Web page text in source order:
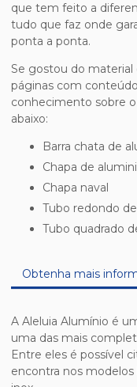
que tem feito a
tudo que faz onde
ponta a ponta.
Se gostou do material
páginas com
conhecimento sobre
abaixo:
barra chata de
chapa de
chapa naval
tubo redondo
tubo quadrado
Obtenha mais
A Aleluia Alumínio é
uma das mais
Entre eles é possível
encontra nos modelos